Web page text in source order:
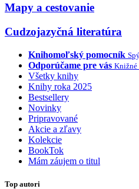
Mapy a cestovanie
Cudzojazyčná literatúra
Knihomoľský pomocník
Odporúčame pre vás Knižné
Všetky knihy
Knihy roka 2025
Bestsellery
Novinky
Pripravované
Akcie a zľavy
Kolekcie
BookTok
Mám záujem o titul
Top autori